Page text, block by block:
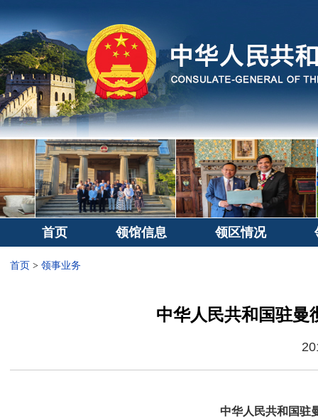
首页 领馆信息 领区情况
首页 > 领事业务
中华人民共和国驻曼
中华人民共和国驻